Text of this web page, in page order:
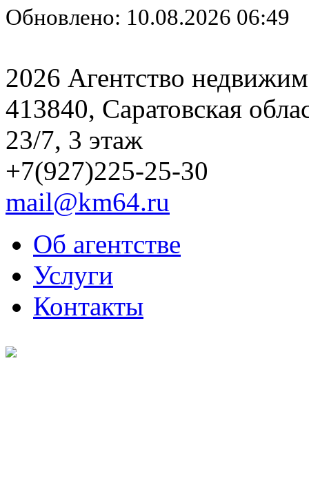
Обновлено: 10.08.2026 06:49
2026 Агентство
413840, Саратовская
23/7, 3 этаж
+7(927)225-25-30
mail@km64.ru
Об агентстве
Услуги
Контакты